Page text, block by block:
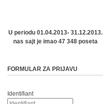
U periodu 01.04.2013- 31.12.2013.
nas sajt je imao 47 348 poseta
FORMULAR ZA PRIJAVU
Identifiant